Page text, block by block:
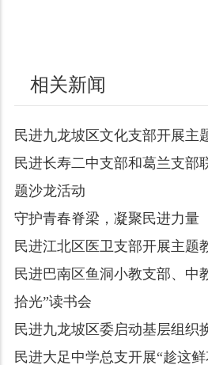
相关新闻
民进九龙坡区文化支部开展主
民进长寿二中支部和葛兰支部
题沙龙活动
守护青春脊梁，凝聚民进力量
民进江北区医卫支部开展主题
民进巴南区鱼洞小教支部、中
拾光”读书会
民进九龙坡区委启动基层组织
民进大足中学总支开展“趁这